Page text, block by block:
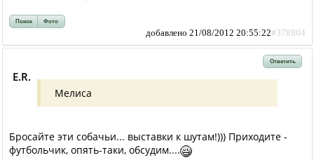
Поиск Фото
добавлено 21/08/2012 20:55:22#378804
Ответить
E.R.
Мелиса
Бросайте эти собачьи... выставки к шутам!))) Приходите -
футбольчик, опять-таки, обсудим....